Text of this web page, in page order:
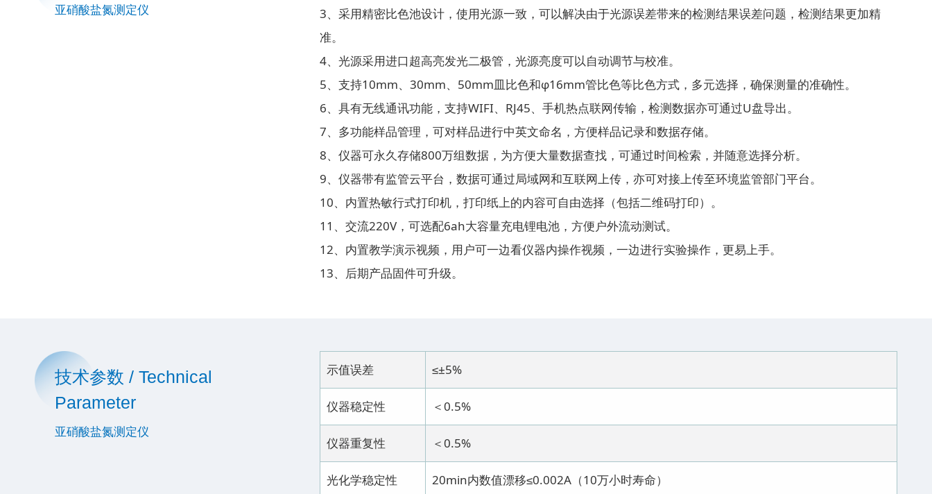
亚硝酸盐氮测定仪
3、采用精密比色池设计，使用光源一致，可以解决由于光源误差带来的检测结果误差问题，检测结果更加精
准。
4、光源采用进口超高亮发光二极管，光源亮度可以自动调节与校准。
5、支持10mm、30mm、50mm皿比色和φ16mm管比色等比色方式，多元选择，确保测量的准确性。
6、具有无线通讯功能，支持WIFI、RJ45、手机热点联网传输，检测数据亦可通过U盘导出。
7、多功能样品管理，可对样品进行中英文命名，方便样品记录和数据存储。
8、仪器可永久存储800万组数据，为方便大量数据查找，可通过时间检索，并随意选择分析。
9、仪器带有监管云平台，数据可通过局域网和互联网上传，亦可对接上传至环境监管部门平台。
10、内置热敏行式打印机，打印纸上的内容可自由选择（包括二维码打印）。
11、交流220V，可选配6ah大容量充电锂电池，方便户外流动测试。
12、内置教学演示视频，用户可一边看仪器内操作视频，一边进行实验操作，更易上手。
13、后期产品固件可升级。
技术参数 / Technical
Parameter
亚硝酸盐氮测定仪
示值误差 ≤±5%
仪器稳定性 ＜0.5%
仪器重复性 ＜0.5%
光化学稳定性 20min内数值漂移≤0.002A（10万小时寿命）